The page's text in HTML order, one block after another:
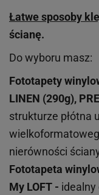
Łatwe sposoby
ścianę.
Do wyboru masz:
Fototapety
LINEN (290g),
strukturze płótna
nierówności
Fototapeta
My LOFT -